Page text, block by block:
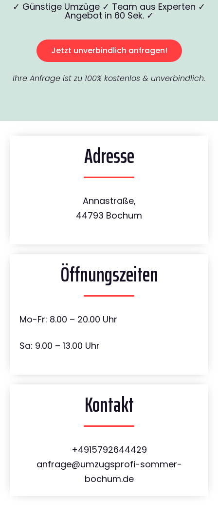
✓ Günstige Umzüge ✓ Team aus Experten ✓
Angebot in 60 Sek. ✓
Jetzt unverbindlich anfragen!
Ihre Anfrage ist zu 100% kostenlos & unverbindlich.
Adresse
Annastraße,
44793 Bochum
Öffnungszeiten
Mo-Fr: 8.00 – 20.00 Uhr
Sa: 9.00 – 13.00 Uhr
Kontakt
+4915792644429
anfrage@umzugsprofi-sommer-
bochum.de